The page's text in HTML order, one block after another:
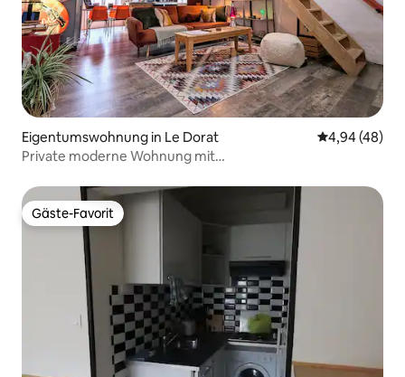
Eigentumswohnung in Le Dorat
4,94 (48)
Private moderne Wohnung mit
Gäste-Favorit
Gäste-Favorit